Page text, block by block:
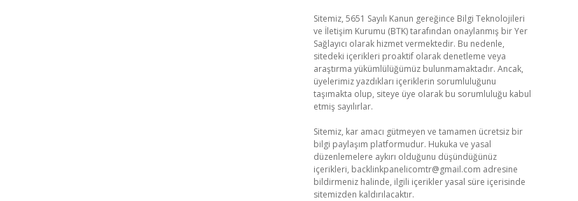
Sitemiz, 5651 Sayılı Kanun gereğince Bilgi Teknolojileri
ve İletişim Kurumu (BTK) tarafından onaylanmış bir Yer
Sağlayıcı olarak hizmet vermektedir. Bu nedenle,
sitedeki içerikleri proaktif olarak denetleme veya
araştırma yükümlülüğümüz bulunmamaktadır. Ancak,
üyelerimiz yazdıkları içeriklerin sorumluluğunu
taşımakta olup, siteye üye olarak bu sorumluluğu kabul
etmiş sayılırlar.
Sitemiz, kar amacı gütmeyen ve tamamen ücretsiz bir
bilgi paylaşım platformudur. Hukuka ve yasal
düzenlemelere aykırı olduğunu düşündüğünüz
içerikleri, backlinkpanelicomtr@gmail.com adresine
bildirmeniz halinde, ilgili içerikler yasal süre içerisinde
sitemizden kaldırılacaktır.